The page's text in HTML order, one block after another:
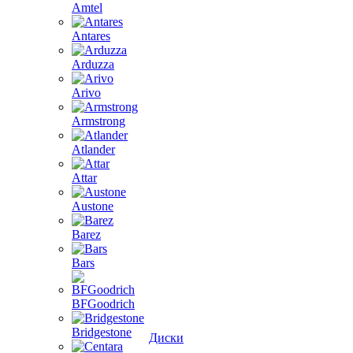
Amtel
Antares
Arduzza
Arivo
Armstrong
Atlander
Attar
Austone
Barez
Bars
BFGoodrich
Bridgestone
Диски